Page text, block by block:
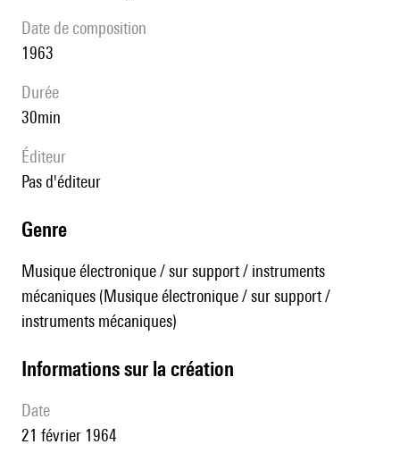
date de composition
1963
durée
30min
éditeur
pas d'éditeur
genre
Musique électronique / sur support / instruments
mécaniques (Musique électronique / sur support /
instruments mécaniques)
informations sur la création
date
21 février 1964